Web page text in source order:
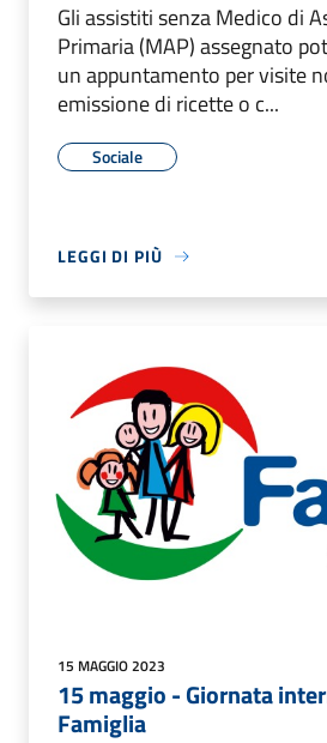
Gli assistiti senza Medico di
Primaria (MAP) assegnato
un appuntamento per visite
emissione di ricette o c...
Sociale
LEGGI DI PIÙ
15 MAGGIO 2023
15 maggio - Giornata
Famiglia